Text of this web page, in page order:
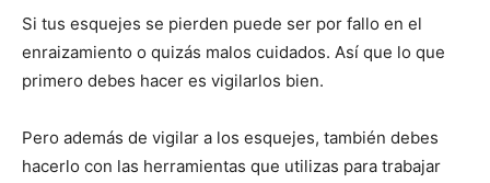
Si tus esquejes se pierden puede ser por fallo en el
enraizamiento o quizás malos cuidados. Así que lo que
primero debes hacer es vigilarlos bien.
Pero además de vigilar a los esquejes, también debes
hacerlo con las herramientas que utilizas para trabajar